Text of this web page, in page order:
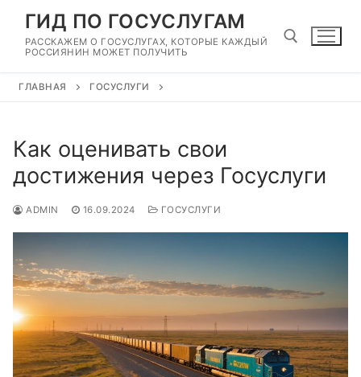
Перейти
содержимому
ГИД ПО ГОСУСЛУГАМ
РАССКАЖЕМ О ГОСУСЛУГАХ, КОТОРЫЕ КАЖДЫЙ
РОССИЯНИН МОЖЕТ ПОЛУЧИТЬ
ГЛАВНАЯ ГОСУСЛУГИ
Как оценивать свои
достижения через Госуслуги
ADMIN 16.09.2024 ГОСУСЛУГИ